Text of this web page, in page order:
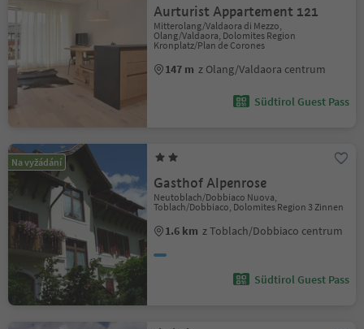
Aurturist Appartement 121
Mitterolang/Valdaora di Mezzo,
Olang/Valdaora, Dolomites Region
Kronplatz/Plan de Corones
147 m z Olang/Valdaora centrum
Südtirol Guest Pass
Na vyžádání
Gasthof Alpenrose
Neutoblach/Dobbiaco Nuova,
Toblach/Dobbiaco, Dolomites Region 3 Zinnen
1.6 km z Toblach/Dobbiaco centrum
Südtirol Guest Pass